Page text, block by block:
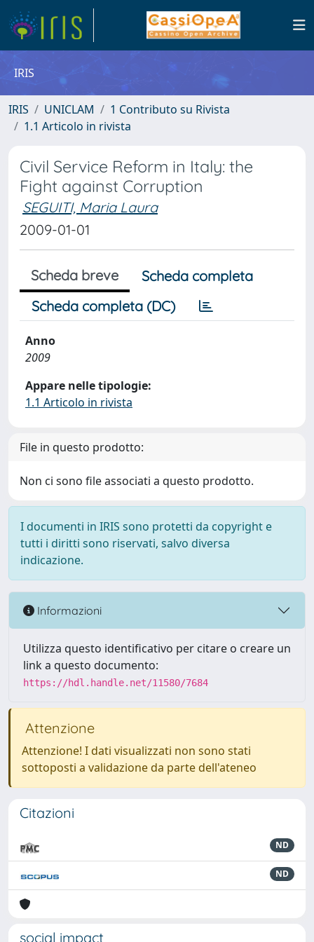
IRIS
IRIS UNICLAM
1 Contributo su Rivista
1.1 Articolo in rivista
Civil Service Reform in Italy: the
Fight against Corruption
SEGUITI, Maria Laura
2009-01-01
Scheda breve
Scheda completa
Scheda completa (DC)
Anno
2009
Appare nelle tipologie:
1.1 Articolo in rivista
File in questo prodotto:
Non ci sono file associati a questo prodotto.
I documenti in IRIS sono protetti da copyright e
tutti i diritti sono riservati, salvo diversa
indicazione.
Informazioni
Utilizza questo identificativo per citare o creare un
link a questo documento:
https://hdl.handle.net/11580/7684
Attenzione
Attenzione! I dati visualizzati non sono stati
sottoposti a validazione da parte dell'ateneo
Citazioni
ND
ND
social impact